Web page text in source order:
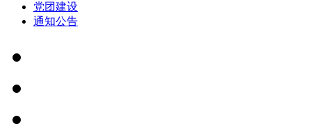
党团建设
通知公告